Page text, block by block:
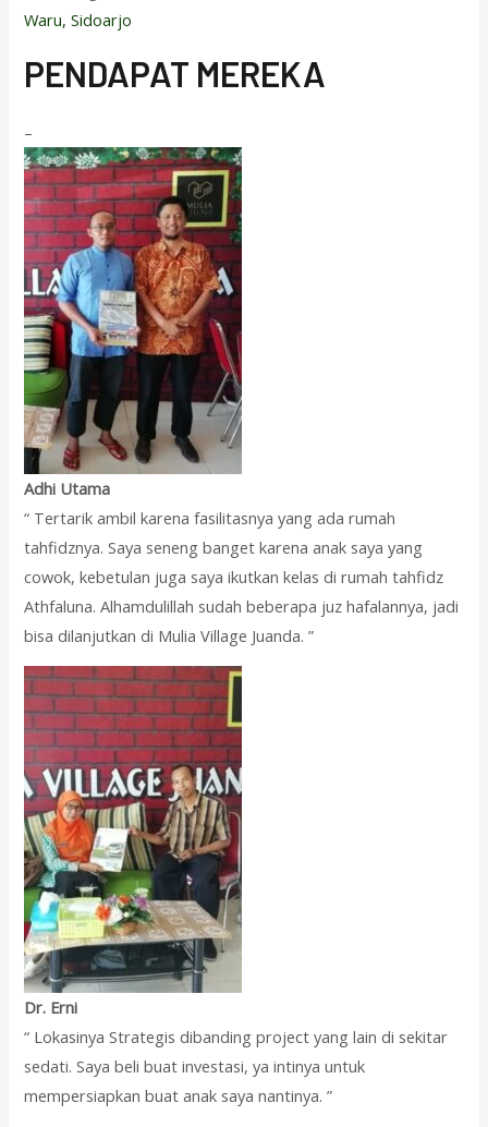
Waru, Sidoarjo
PENDAPAT MEREKA
–
Adhi Utama
“ Tertarik ambil karena fasilitasnya yang ada rumah
tahfidznya. Saya seneng banget karena anak saya yang
cowok, kebetulan juga saya ikutkan kelas di rumah tahfidz
Athfaluna. Alhamdulillah sudah beberapa juz hafalannya, jadi
bisa dilanjutkan di Mulia Village Juanda. ”
Dr. Erni
“ Lokasinya Strategis dibanding project yang lain di sekitar
sedati. Saya beli buat investasi, ya intinya untuk
mempersiapkan buat anak saya nantinya. ”